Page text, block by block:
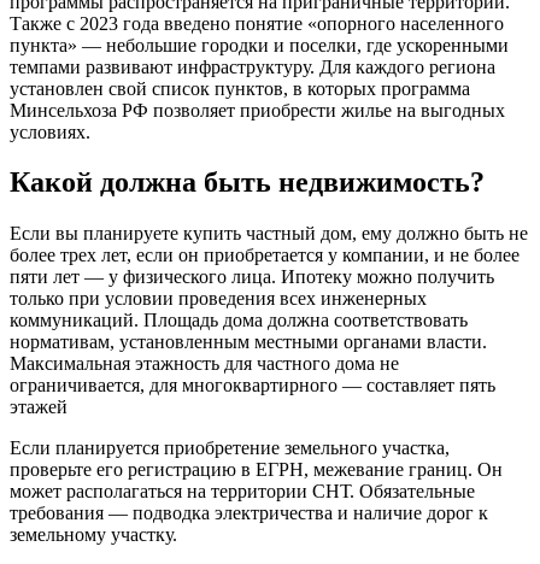
Также с 2023 года введено понятие «опорного населенного
пункта» — небольшие городки и поселки, где ускоренными
темпами развивают инфраструктуру. Для каждого региона
установлен свой список пунктов, в которых программа
Минсельхоза РФ позволяет приобрести жилье на выгодных
условиях.
Какой должна быть недвижимость?
Если вы планируете купить частный дом, ему должно быть не
более трех лет, если он приобретается у компании, и не более
пяти лет — у физического лица. Ипотеку можно получить
только при условии проведения всех инженерных
коммуникаций. Площадь дома должна соответствовать
нормативам, установленным местными органами власти.
Максимальная этажность для частного дома не
ограничивается, для многоквартирного — составляет пять
этажей
Если планируется приобретение земельного участка,
проверьте его регистрацию в ЕГРН, межевание границ. Он
может располагаться на территории СНТ. Обязательные
требования — подводка электричества и наличие дорог к
земельному участку.